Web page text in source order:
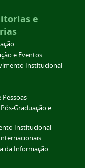
e
e Eventos
Institucional
Pessoas
Graduação e
Institucional
da Informação